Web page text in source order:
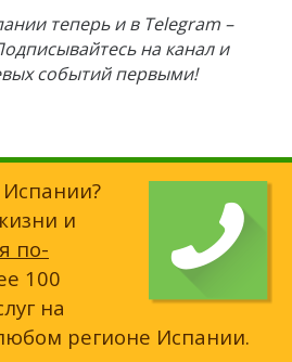
теперь и в Telegram –
на канал и
событий первыми!
и
по-
100
на
регионе Испании.